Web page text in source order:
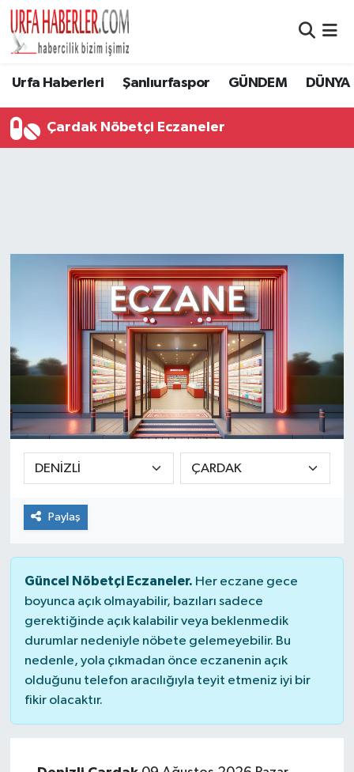
Urfa Haberleri Şanlıurfaspor GÜNDEM DÜNYA
Çardak Nöbetçi Eczaneler
Paylaş
Güncel Nöbetçi Eczaneler. Her eczane gece
boyunca açık olmayabilir, bazıları sadece
gerektiğinde açık kalabilir veya beklenmedik
durumlar nedeniyle nöbete gelemeyebilir. Bu
nedenle, yola çıkmadan önce eczanenin açık
olduğunu telefon aracılığıyla teyit etmeniz iyi bir
fikir olacaktır.
Şanlıurfa Nöbetçi Eczaneler
Son Dakika Haberleri
Haber Arşivi